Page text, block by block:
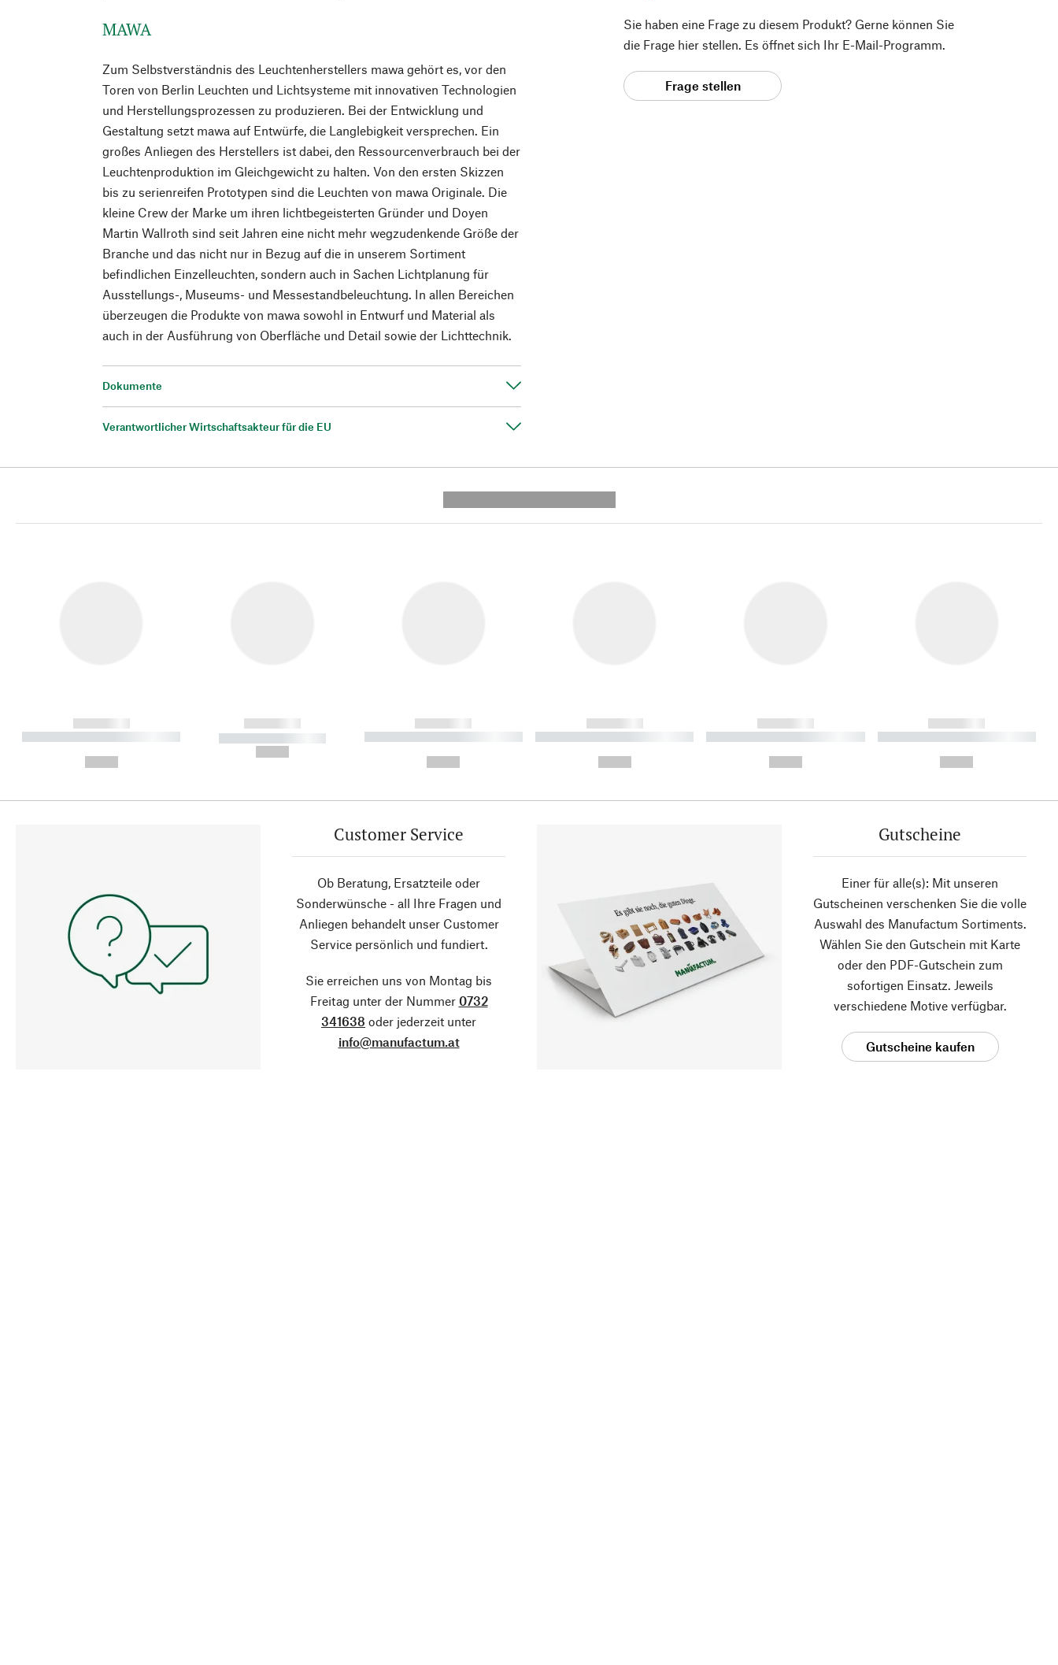
MAWA
Zum Selbstverständnis des Leuchtenherstellers mawa gehört es, vor den
Toren von Berlin Leuchten und Lichtsysteme mit innovativen Technologien
und Herstellungsprozessen zu produzieren. Bei der Entwicklung und
Gestaltung setzt mawa auf Entwürfe, die Langlebigkeit versprechen. Ein
großes Anliegen des Herstellers ist dabei, den Ressourcenverbrauch bei der
Leuchtenproduktion im Gleichgewicht zu halten. Von den ersten Skizzen
bis zu serienreifen Prototypen sind die Leuchten von mawa Originale. Die
kleine Crew der Marke um ihren lichtbegeisterten Gründer und Doyen
Martin Wallroth sind seit Jahren eine nicht mehr wegzudenkende Größe der
Branche und das nicht nur in Bezug auf die in unserem Sortiment
befindlichen Einzelleuchten, sondern auch in Sachen Lichtplanung für
Ausstellungs-, Museums- und Messestandbeleuchtung. In allen Bereichen
überzeugen die Produkte von mawa sowohl in Entwurf und Material als
auch in der Ausführung von Oberfläche und Detail sowie der Lichttechnik.
Dokumente
Verantwortlicher Wirtschaftsakteur für die EU
Sie haben eine Frage zu diesem Produkt? Gerne können Sie
die Frage hier stellen. Es öffnet sich Ihr E-Mail-Programm.
Frage stellen
------------
----------- ----------- ----------
------------
----------- -----------
------------
----------- ----------- ----------
------------
----------- ----------- ----------
------------
----------- ----------- ----------
------------
----------- ----------- ----------
Customer Service
Ob Beratung, Ersatzteile oder
Sonderwünsche - all Ihre Fragen und
Anliegen behandelt unser Customer
Service persönlich und fundiert.
Sie erreichen uns von Montag bis
Freitag unter der Nummer 0732
341638 oder jederzeit unter
info@manufactum.at
Gutscheine
Einer für alle(s): Mit unseren
Gutscheinen verschenken Sie die volle
Auswahl des Manufactum Sortiments.
Wählen Sie den Gutschein mit Karte
oder den PDF-Gutschein zum
sofortigen Einsatz. Jeweils
verschiedene Motive verfügbar.
Gutscheine kaufen